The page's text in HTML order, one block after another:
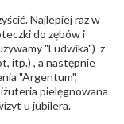
Najlepiej raz w
do zębów i
"Ludwika") z
itp.) , a następnie
"Argentum",
pielęgnowana
u jubilera.